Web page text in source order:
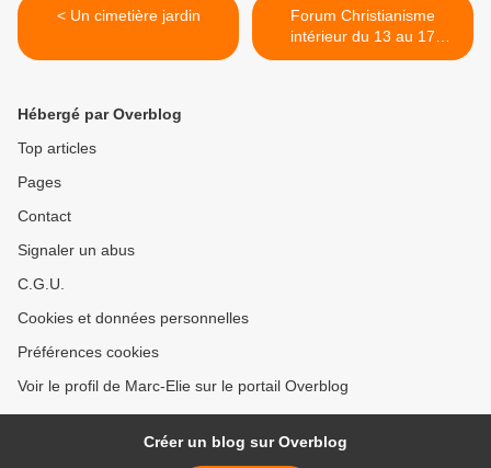
< Un cimetière jardin
Forum Christianisme
intérieur du 13 au 17
novembre 2017 >
Hébergé par Overblog
Top articles
Pages
Contact
Signaler un abus
C.G.U.
Cookies et données personnelles
Préférences cookies
Voir le profil de Marc-Elie sur le portail Overblog
Créer un blog sur Overblog